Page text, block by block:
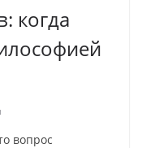
когда
вопрос